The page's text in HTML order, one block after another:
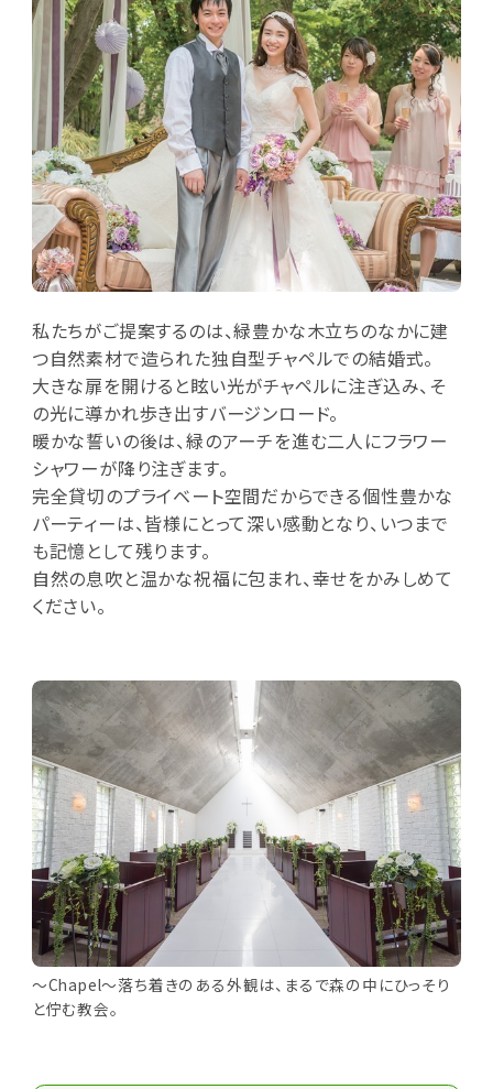
私たちがご提案するのは、緑豊かな木立ちのなかに建
つ自然素材で造られた独自型チャペルでの結婚式。
大きな扉を開けると眩い光がチャペルに注ぎ込み、そ
の光に導かれ歩き出すバージンロード。
暖かな誓いの後は、緑のアーチを進む二人にフラワー
シャワーが降り注ぎます。
完全貸切のプライベート空間だからできる個性豊かな
パーティーは、皆様にとって深い感動となり、いつまで
も記憶として残ります。
自然の息吹と温かな祝福に包まれ、幸せをかみしめて
ください。
～Chapel～落ち着きのある外観は、まるで森の中にひっそり
と佇む教会。